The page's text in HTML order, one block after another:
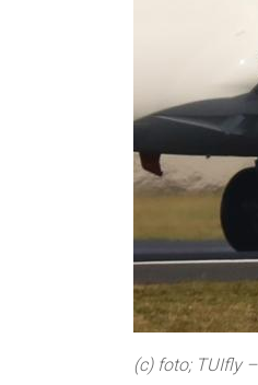
(c) foto; TUIfly